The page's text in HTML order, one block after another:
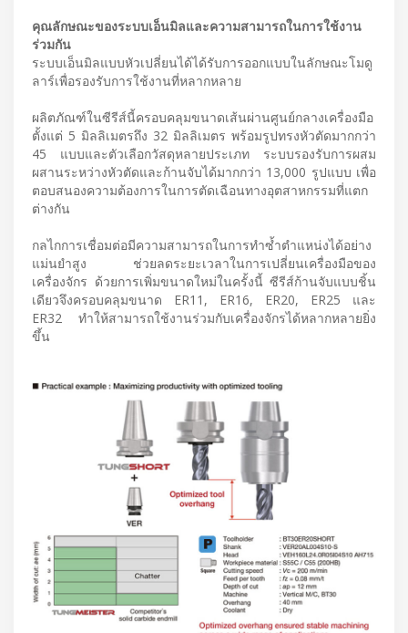
คุณลักษณะของระบบเอ็นมิลและความสามารถในการใช้งาน
ร่วมกัน
ระบบเอ็นมิลแบบหัวเปลี่ยนได้ได้รับการออกแบบในลักษณะโมดู
ลาร์เพื่อรองรับการใช้งานที่หลากหลาย
ผลิตภัณฑ์ในซีรีส์นี้ครอบคลุมขนาดเส้นผ่านศูนย์กลางเครื่องมือ
ตั้งแต่ 5 มิลลิเมตรถึง 32 มิลลิเมตร พร้อมรูปทรงหัวตัดมากกว่า
45 แบบและตัวเลือกวัสดุหลายประเภท ระบบรองรับการผสม
ผสานระหว่างหัวตัดและก้านจับได้มากกว่า 13,000 รูปแบบ เพื่อ
ตอบสนองความต้องการในการตัดเฉือนทางอุตสาหกรรมที่แตก
ต่างกัน
กลไกการเชื่อมต่อมีความสามารถในการทำซ้ำตำแหน่งได้อย่าง
แม่นยำสูง ช่วยลดระยะเวลาในการเปลี่ยนเครื่องมือของ
เครื่องจักร ด้วยการเพิ่มขนาดใหม่ในครั้งนี้ ซีรีส์ก้านจับแบบชิ้น
เดียวจึงครอบคลุมขนาด ER11, ER16, ER20, ER25 และ
ER32 ทำให้สามารถใช้งานร่วมกับเครื่องจักรได้หลากหลายยิ่ง
ขึ้น